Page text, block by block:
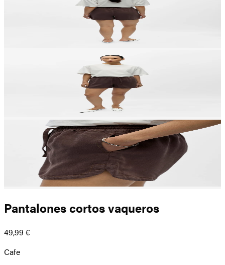
Pantalones cortos vaqueros
49,99 €
Cafe